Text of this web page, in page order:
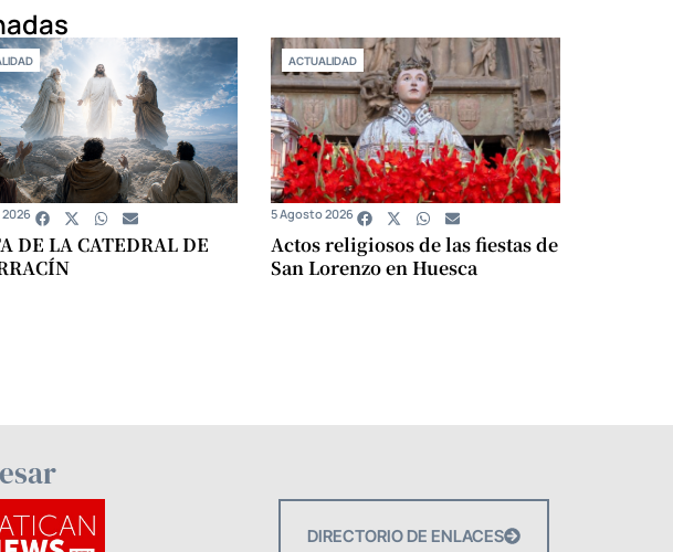
DE LA CATEDRAL DE
ACTUALIDAD
Actos religiosos de las fiestas de
San Lorenzo en Huesca
5 Agosto 2026
DIRECTORIO DE ENLACES